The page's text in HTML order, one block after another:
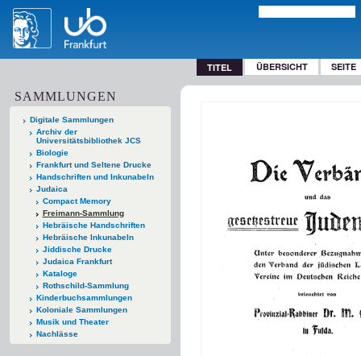
TITEL ÜBERSICHT SEITE
SAMMLUNGEN
Digitale Sammlungen
Archiv der
Universitätsbibliothek JCS
Biologie
Frankfurt und Seltene Drucke
Handschriften und Inkunabeln
Judaica
Compact Memory
Freimann-Sammlung
Hebräische Handschriften
Hebräische Inkunabeln
Jiddische Drucke
Judaica Frankfurt
Kataloge
Rothschild-Sammlung
Kinderbuchsammlungen
Koloniale Sammlungen
Musik und Theater
Nachlässe